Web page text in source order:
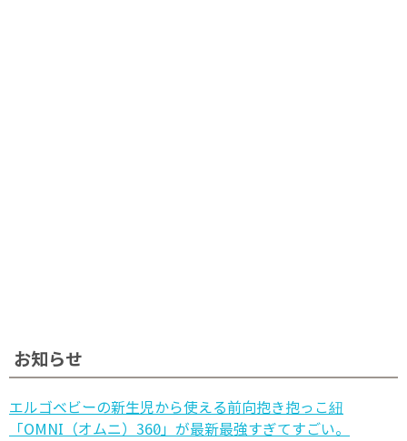
お知らせ
エルゴベビーの新生児から使える前向抱き抱っこ紐
「OMNI（オムニ）360」が最新最強すぎてすごい。